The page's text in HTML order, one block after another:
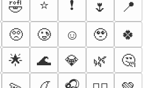
🤣 ⭐ ❗ 🌷
📍
🥺 🥲 ☺️ 🥹
🍀
🌟 🌊 💎 🌿
🤔